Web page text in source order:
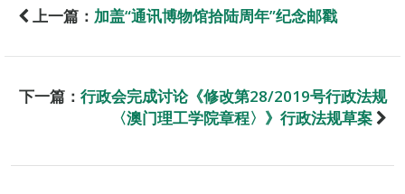
上一篇： 加盖“通讯博物馆拾陆周年”纪念邮戳
下一篇： 行政会完成讨论《修改第28/2019号行政法规
〈澳门理工学院章程〉》行政法规草案